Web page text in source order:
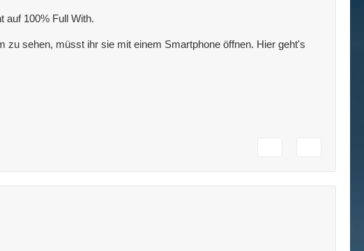
auf 100% Full With.
zu sehen, müsst ihr sie mit einem Smartphone öffnen. Hier geht's